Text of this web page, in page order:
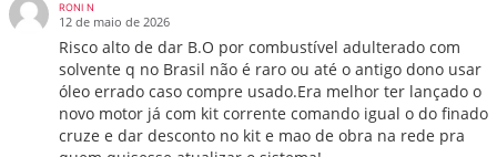
RONI N
12 de maio de 2026
Risco alto de dar B.O por combustível adulterado com
solvente q no Brasil não é raro ou até o antigo dono usar
óleo errado caso compre usado.Era melhor ter lançado o
novo motor já com kit corrente comando igual o do finado
cruze e dar desconto no kit e mao de obra na rede pra